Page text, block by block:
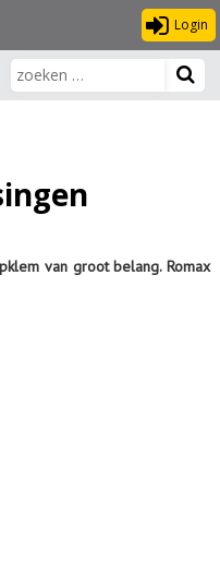
Login
van groot belang. Romax